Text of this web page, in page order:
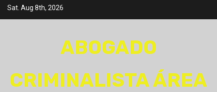
SkipSat. Aug 8th, 2026
ABOGADO
CRIMINALISTA ÁREA